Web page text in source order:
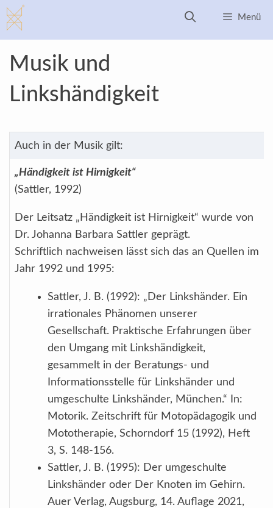
Zum
Inhalt
springen
Menü
Musik und
Linkshändigkeit
Auch in der Musik gilt:
„Händigkeit ist Hirnigkeit“
(Sattler, 1992)
Der Leitsatz „Händigkeit ist Hirnigkeit“ wurde von
Dr. Johanna Barbara Sattler geprägt.
Schriftlich nachweisen lässt sich das an Quellen im
Jahr 1992 und 1995:
Sattler, J. B. (1992): „Der Linkshänder. Ein
irrationales Phänomen unserer
Gesellschaft. Praktische Erfahrungen über
den Umgang mit Linkshändigkeit,
gesammelt in der Beratungs- und
Informationsstelle für Linkshänder und
umgeschulte Linkshänder, München.“ In:
Motorik. Zeitschrift für Motopädagogik und
Mototherapie, Schorndorf 15 (1992), Heft
3, S. 148-156.
Sattler, J. B. (1995): Der umgeschulte
Linkshänder oder Der Knoten im Gehirn.
Auer Verlag, Augsburg, 14. Auflage 2021,